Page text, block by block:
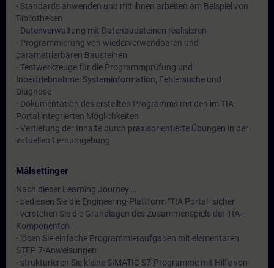
- Standards anwenden und mit ihnen arbeiten am Beispiel von
Bibliotheken
- Datenverwaltung mit Datenbausteinen realisieren
- Programmierung von wiederverwendbaren und
parametrierbaren Bausteinen
- Testwerkzeuge für die Programmprüfung und
Inbertriebnahme: Systeminformation, Fehlersuche und
Diagnose
- Dokumentation des erstellten Programms mit den im TIA
Portal integrierten Möglichkeiten
- Vertiefung der Inhalte durch praxisorientierte Übungen in der
virtuellen Lernumgebung
Målsettinger
Nach dieser Learning Journey …
- bedienen Sie die Engineering-Plattform "TIA Portal" sicher
- verstehen Sie die Grundlagen des Zusammenspiels der TIA-
Komponenten
- lösen Sie einfache Programmieraufgaben mit elementaren
STEP 7-Anweisungen
- strukturieren Sie kleine SIMATIC S7-Programme mit Hilfe von